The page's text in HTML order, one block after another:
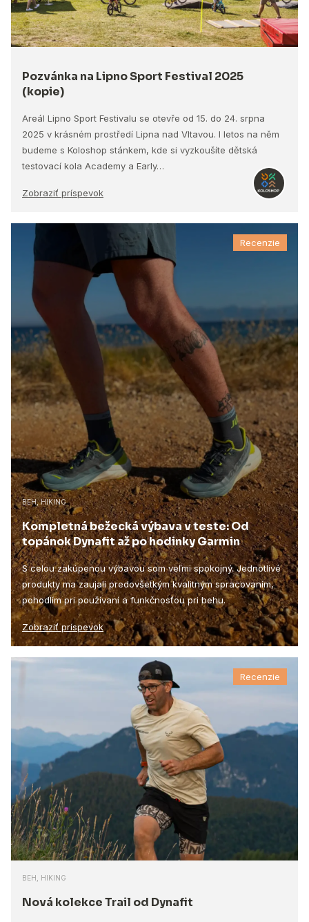
Pozvánka na Lipno Sport Festival 2025
(kopie)
Areál Lipno Sport Festivalu se otevře od 15. do 24. srpna
2025 v krásném prostředí Lipna nad Vltavou. I letos na něm
budeme s Koloshop stánkem, kde si vyzkoušíte dětská
testovací kola Academy a Early…
Zobraziť príspevok
Recenzie
BEH, HIKING
Kompletná bežecká výbava v teste: Od
topánok Dynafit až po hodinky Garmin
S celou zakúpenou výbavou som veľmi spokojný. Jednotlivé
produkty ma zaujali predovšetkým kvalitným spracovaním,
pohodlím pri používaní a funkčnosťou pri behu.
Zobraziť príspevok
Recenzie
BEH, HIKING
Nová kolekce Trail od Dynafit